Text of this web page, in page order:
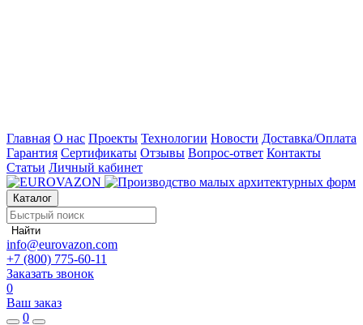
Главная О нас Проекты Технологии Новости Доставка/Оплата
Гарантия Сертификаты Отзывы Вопрос-ответ Контакты
Статьи Личный кабинет
Каталог
Найти
info@eurovazon.com
+7 (800) 775-60-11
Заказать звонок
0
Ваш заказ
0